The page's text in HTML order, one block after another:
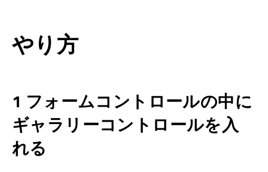
やり方
1 フォームコントロールの中に
ギャラリーコントロールを入
れる